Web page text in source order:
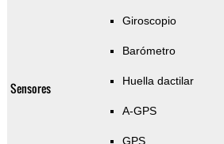
Sensores
Giroscopio
Barómetro
Huella dactilar
A-GPS
GPS